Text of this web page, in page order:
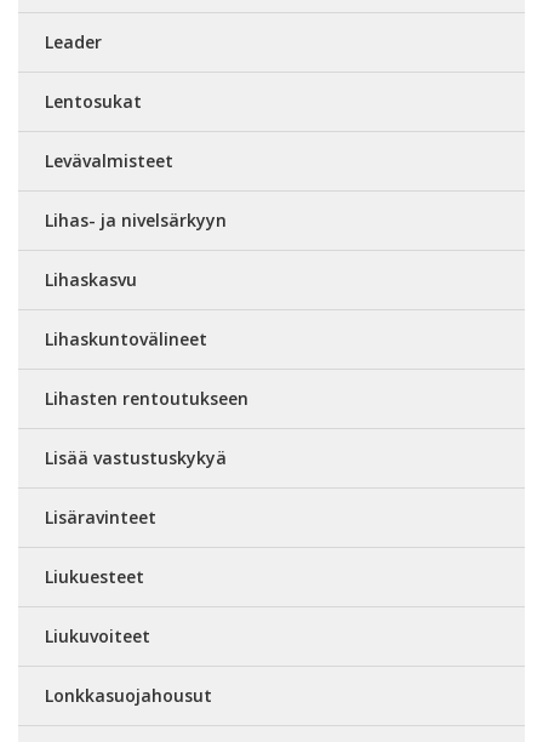
Leader
Lentosukat
Levävalmisteet
Lihas- ja nivelsärkyyn
Lihaskasvu
Lihaskuntovälineet
Lihasten rentoutukseen
Lisää vastustuskykyä
Lisäravinteet
Liukuesteet
Liukuvoiteet
Lonkkasuojahousut